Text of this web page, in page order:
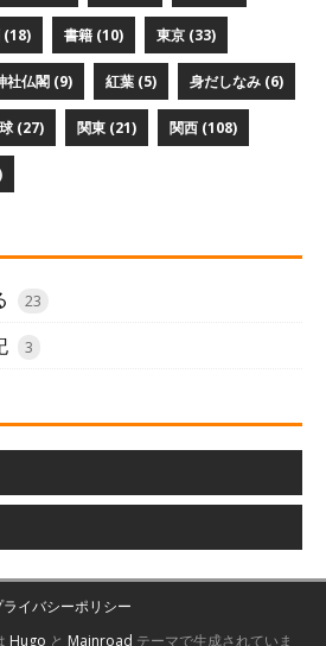
(18) 書籍 (10) 東京 (33)
社仏閣 (9) 紅葉 (5) 身だしなみ (6)
(27) 関東 (21) 関西 (108)
23
3
ライバシーポリシー
Hugo と Mainroad テーマで生成されていま